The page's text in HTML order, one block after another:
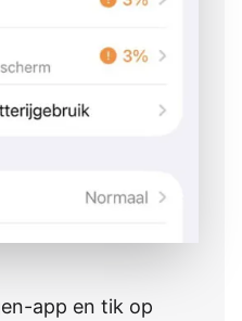
app en tik op